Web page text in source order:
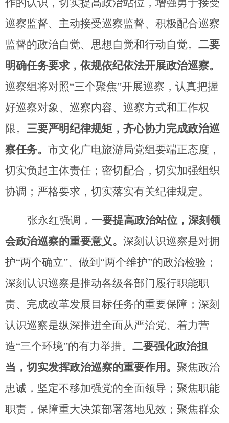
作的认识，切实提高政治站位，增强勇于接受
巡察监督、主动接受巡察监督、积极配合巡察
监督的政治自觉、思想自觉和行动自觉。 二要
明确任务要求，依规依纪依法开展政治巡察。
巡察组将对照“三个聚焦”开展巡察，认真把握
好巡察对象、巡察内容、巡察方式和工作权
限。 三要严明纪律规矩，齐心协力完成政治巡
察任务。 市文化广电旅游局党组要端正态度，
切实负起主体责任；密切配合，切实加强组织
协调；严格要求，切实落实有关纪律规定。
张永红强调， 一要提高政治站位，深刻领
会政治巡察的重要意义。 深刻认识巡察是对拥
护“两个确立”、做到 “两个维护”的政治检验；
深刻认识巡察是推动各级各部门履行职能职
责、完成改革发展目标任务的重要保障；深刻
认识巡察是纵深推进全面从严治党、着力营
造“三个环境”的有力举措。 二要强化政治担
当，切实发挥政治巡察的重要作用。 聚焦政治
忠诚，坚定不移加强党的全面领导；聚焦职能
职责，保障重大决策部署落地见效；聚焦群众